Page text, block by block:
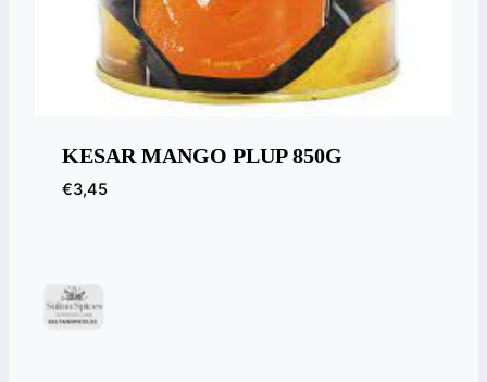
KESAR MANGO PLUP 850G
€3,45